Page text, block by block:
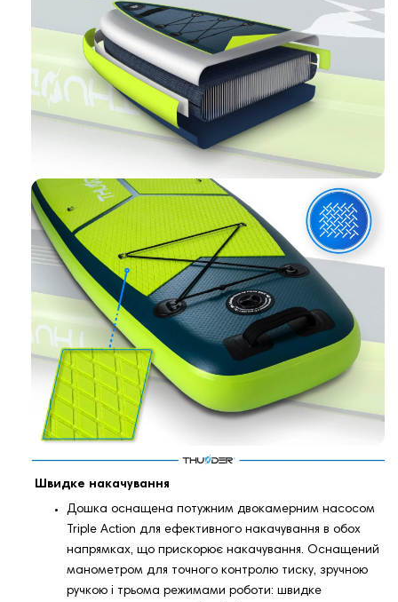
Швидке накачування
Дошка оснащена потужним двокамерним насосом
Triple Action для ефективного накачування в обох
напрямках, що прискорює накачування. Оснащений
манометром для точного контролю тиску, зручною
ручкою і трьома режимами роботи: швидке